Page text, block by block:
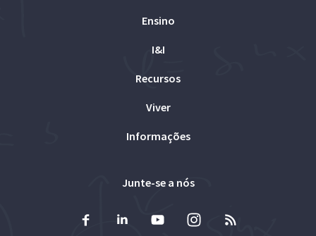
Ensino
I&I
Recursos
Viver
Informações
Junte-se a nós